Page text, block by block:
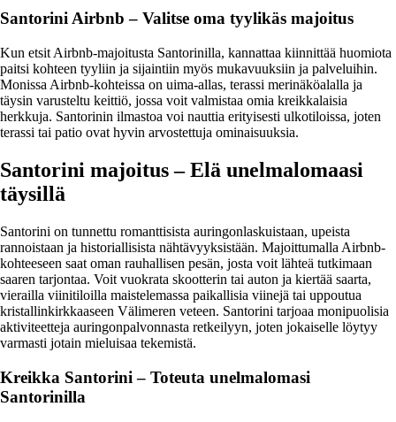
Santorini Airbnb – Valitse oma tyylikäs majoitus
Kun etsit Airbnb-majoitusta Santorinilla, kannattaa kiinnittää huomiota
paitsi kohteen tyyliin ja sijaintiin myös mukavuuksiin ja palveluihin.
Monissa Airbnb-kohteissa on uima-allas, terassi merinäköalalla ja
täysin varusteltu keittiö, jossa voit valmistaa omia kreikkalaisia
herkkuja. Santorinin ilmastoa voi nauttia erityisesti ulkotiloissa, joten
terassi tai patio ovat hyvin arvostettuja ominaisuuksia.
Santorini majoitus – Elä unelmalomaasi
täysillä
Santorini on tunnettu romanttisista auringonlaskuistaan, upeista
rannoistaan ja historiallisista nähtävyyksistään. Majoittumalla Airbnb-
kohteeseen saat oman rauhallisen pesän, josta voit lähteä tutkimaan
saaren tarjontaa. Voit vuokrata skootterin tai auton ja kiertää saarta,
vierailla viinitiloilla maistelemassa paikallisia viinejä tai uppoutua
kristallinkirkkaaseen Välimeren veteen. Santorini tarjoaa monipuolisia
aktiviteetteja auringonpalvonnasta retkeilyyn, joten jokaiselle löytyy
varmasti jotain mieluisaa tekemistä.
Kreikka Santorini – Toteuta unelmalomasi
Santorinilla